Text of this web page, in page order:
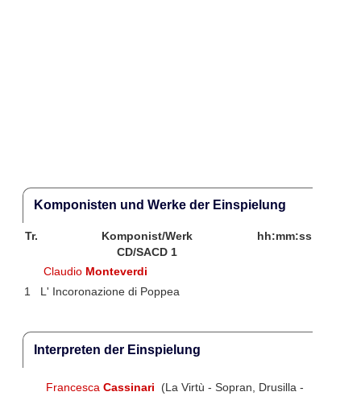
Komponisten und Werke der Einspielung
Tr. Komponist/Werk
hh:mm:ss
CD/SACD 1
Claudio Monteverdi
1
L' Incoronazione di Poppea
Interpreten der Einspielung
Francesca Cassinari
(La Virtù - Sopran, Drusilla -